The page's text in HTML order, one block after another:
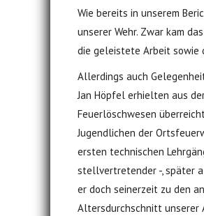
Wie bereits in unserem
unserer Wehr. Zwar kam
die geleistete Arbeit sowie
Allerdings auch
Jan Höpfel erhielten aus
Feuerlöschwesen
Jugendlichen der
ersten technischen
stellvertretender -, später
er doch seinerzeit zu den
Altersdurchschnitt unserer